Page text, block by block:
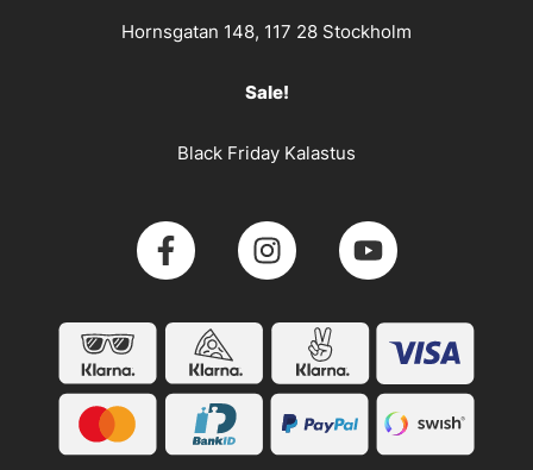
Hornsgatan 148, 117 28 Stockholm
Sale!
Black Friday Kalastus